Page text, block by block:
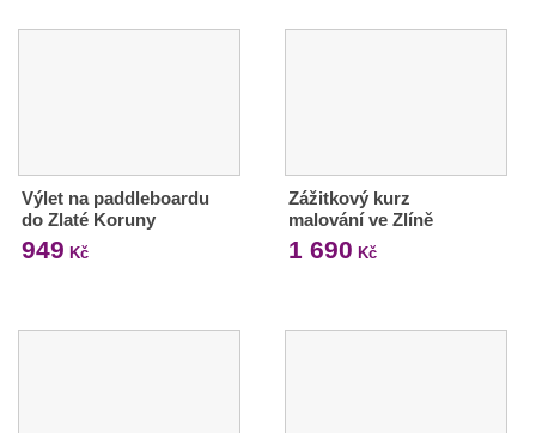
Výlet na paddleboardu
do Zlaté Koruny
949 Kč
Zážitkový kurz
malování ve Zlíně
1 690 Kč